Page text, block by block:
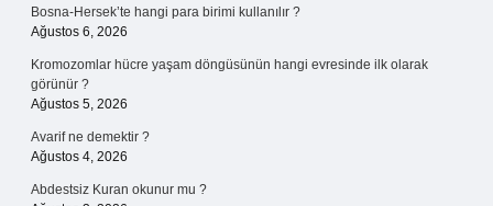
Bosna-Hersek’te hangi para birimi kullanılır ?
Ağustos 6, 2026
Kromozomlar hücre yaşam döngüsünün hangi evresinde ilk olarak
görünür ?
Ağustos 5, 2026
Avarif ne demektir ?
Ağustos 4, 2026
Abdestsiz Kuran okunur mu ?